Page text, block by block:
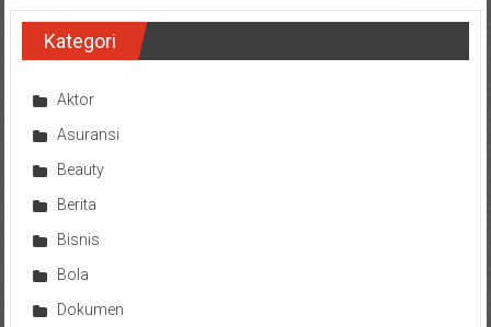
Kategori
Aktor
Asuransi
Beauty
Berita
Bisnis
Bola
Dokumen